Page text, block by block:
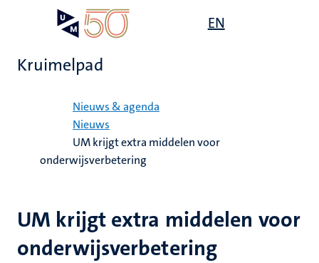
EN
Kruimelpad
Nieuws & agenda
Nieuws
UM krijgt extra middelen voor
onderwijsverbetering
UM krijgt extra middelen voor
onderwijsverbetering